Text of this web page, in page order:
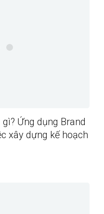
Ứng dụng Brand
xây dựng kế hoạch